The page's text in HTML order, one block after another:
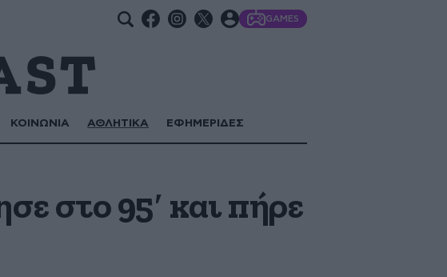
GAMES
ΚΟΙΝΩΝΙΑ ΑΘΛΗΤΙΚΑ ΕΦΗΜΕΡΙΔΕΣ
στο 95′ και πήρε